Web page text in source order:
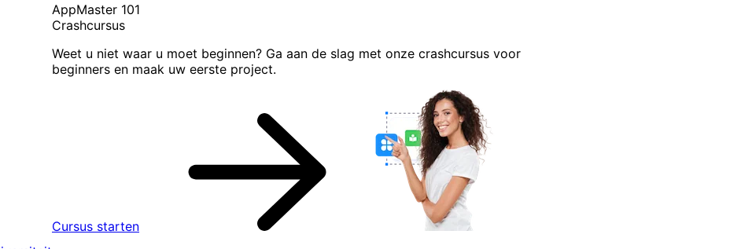
AppMaster 101
Crashcursus
Weet u niet waar u moet beginnen? Ga aan de slag met onze crashcursus voor
beginners en maak uw eerste project.
Cursus starten